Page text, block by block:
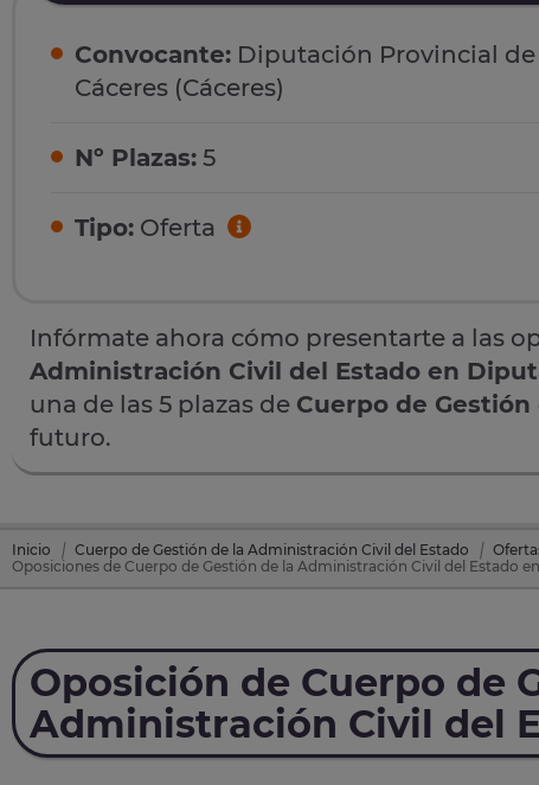
Convocante: Diputación Provincial de
Cáceres (Cáceres)
Nº Plazas: 5
Tipo: Oferta
Infórmate ahora cómo presentarte a las
Administración Civil del Estado en
una de las 5 plazas de Cuerpo de
futuro.
Inicio Cuerpo de Gestión de la Administración Civil del Estado
Oposiciones de Cuerpo de Gestión de la Administración Civil del Estado
Oposición de Cuerpo de
Administración Civil del